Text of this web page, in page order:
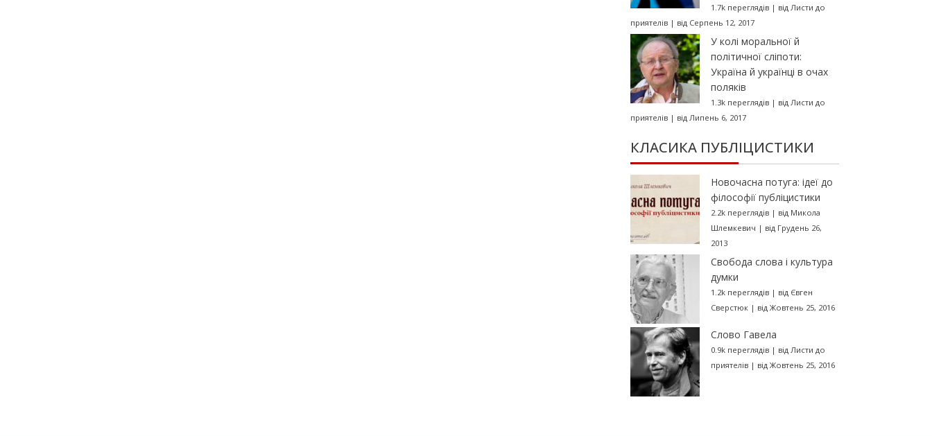
1.7k переглядів| від Листи до
приятелів| від Серпень 12, 2017
У колі моральної й
політичної сліпоти:
Україна й українці в очах
поляків
1.3k переглядів| від Листи до
приятелів| від Липень 6, 2017
КЛАСИКА ПУБЛІЦИСТИКИ
Новочасна потуга: ідеї до
філософії публіцистики
2.2k переглядів| від Микола
Шлемкевич | від Грудень 26,
2013
Свобода слова і культура
думки
1.2k переглядів| від Євген
Сверстюк| від Жовтень 25, 2016
Слово Гавела
0.9k переглядів| від Листи до
приятелів| від Жовтень 25, 2016